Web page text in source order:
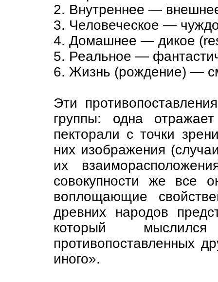
2. Внутреннее —
3. Человеческое —
4. Домашнее — дикое
5. Реальное —
6. Жизнь (рождение) —
Эти
группы: одна
пекторали с точки
них изображения
их
совокупности же все
воплощающие
древних народов
который
противопоставленных
иного».